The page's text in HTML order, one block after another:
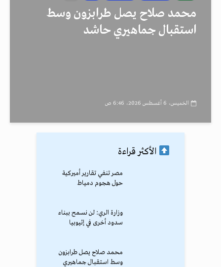
محمد صلاح يصل طرابزون وسط
استقبال جماهيري حاشد
الخميس، 6 أغسطس 2026، 6:46 ص
الأكثر قراءة
مصر تنفي تقارير أميركية
حول هجوم دمياط
وزارة الري: لن نسمح ببناء
سدود أخرى في إثيوبيا
محمد صلاح يصل طرابزون
وسط استقبال جماهيري